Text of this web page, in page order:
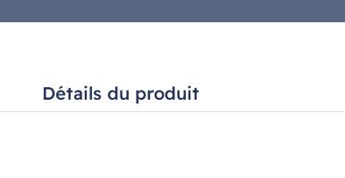
Détails du produit